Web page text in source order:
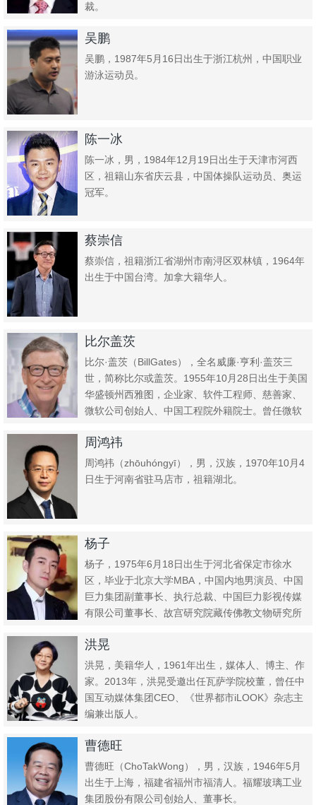
裁。
吴鹏
吴鹏，1987年5月16日出生于浙江杭州，中国职业
游泳运动员。
陈一冰
陈一冰，男，1984年12月19日出生于天津市河西
区，祖籍山东省庆云县，中国体操队运动员、奥运
冠军。
蔡崇信
蔡崇信，祖籍浙江省湖州市南浔区双林镇，1964年
出生于中国台湾。加拿大籍华人。
比尔盖茨
比尔·盖茨（BillGates），全名威廉·亨利·盖茨三
世，简称比尔或盖茨。1955年10月28日出生于美国
华盛顿州西雅图，企业家、软件工程师、慈善家、
微软公司创始人、中国工程院外籍院士。曾任微软
周鸿祎
周鸿祎（zhōuhóngyī），男，汉族，1970年10月4
日生于河南省驻马店市，祖籍湖北。
杨子
杨子，1975年6月18日出生于河北省保定市徐水
区，毕业于北京大学MBA，中国内地男演员、中国
巨力集团副董事长、执行总裁、中国巨力影视传媒
有限公司董事长、故宫研究院藏传佛教文物研究所
洪晃
洪晃，美籍华人，1961年出生，媒体人、博主、作
家。2013年，洪晃受邀出任瓦萨学院校董，曾任中
国互动媒体集团CEO、《世界都市iLOOK》杂志主
编兼出版人。
曹德旺
曹德旺（ChoTakWong），男，汉族，1946年5月
出生于上海，福建省福州市福清人。福耀玻璃工业
集团股份有限公司创始人、董事长。